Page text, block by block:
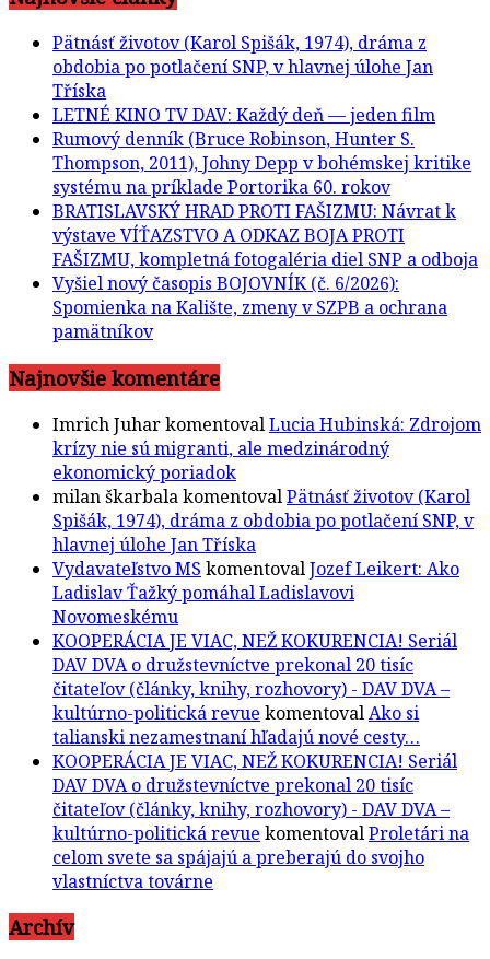
Pätnásť životov (Karol Spišák, 1974), dráma z
obdobia po potlačení SNP, v hlavnej úlohe Jan
Tříska
LETNÉ KINO TV DAV: Každý deň — jeden film
Rumový denník (Bruce Robinson, Hunter S.
Thompson, 2011), Johny Depp v bohémskej kritike
systému na príklade Portorika 60. rokov
BRATISLAVSKÝ HRAD PROTI FAŠIZMU: Návrat k
výstave VÍŤAZSTVO A ODKAZ BOJA PROTI
FAŠIZMU, kompletná fotogaléria diel SNP a odboja
Vyšiel nový časopis BOJOVNÍK (č. 6/2026):
Spomienka na Kalište, zmeny v SZPB a ochrana
pamätníkov
Najnovšie komentáre
Imrich JuharkomentovalLucia Hubinská: Zdrojom
krízy nie sú migranti, ale medzinárodný
ekonomický poriadok
milan škarbalakomentovalPätnásť životov (Karol
Spišák, 1974), dráma z obdobia po potlačení SNP, v
hlavnej úlohe Jan Tříska
Vydavateľstvo MS komentovalJozef Leikert: Ako
Ladislav Ťažký pomáhal Ladislavovi
Novomeskému
KOOPERÁCIA JE VIAC, NEŽ KOKURENCIA! Seriál
DAV DVA o družstevníctve prekonal 20 tisíc
čitateľov (články, knihy, rozhovory) - DAV DVA –
kultúrno-politická revue komentovalAko si
talianski nezamestnaní hľadajú nové cesty…
KOOPERÁCIA JE VIAC, NEŽ KOKURENCIA! Seriál
DAV DVA o družstevníctve prekonal 20 tisíc
čitateľov (články, knihy, rozhovory) - DAV DVA –
kultúrno-politická revue komentovalProletári na
celom svete sa spájajú a preberajú do svojho
vlastníctva továrne
Archív